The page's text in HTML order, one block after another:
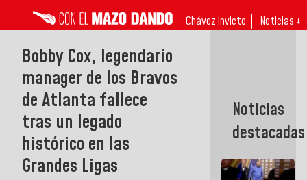
Chávez invicto Noticias ↓
Bobby Cox, legendario
manager de los Bravos
de Atlanta fallece
tras un legado
histórico en las
Grandes Ligas
Noticias
destacadas